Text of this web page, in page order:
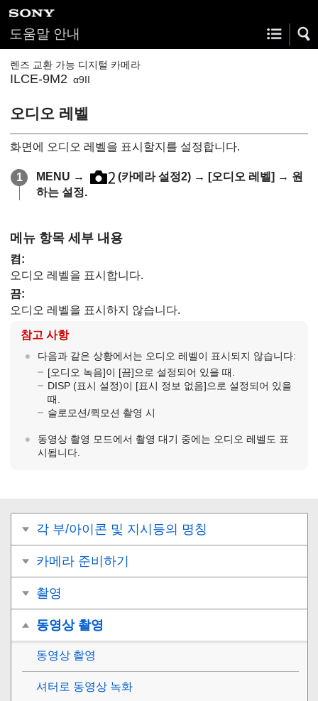
도움말 안내
렌즈 교환 가능 디지털 카메라
ILCE-9M2 α9II
오디오 레벨
화면에 오디오 레벨을 표시할지를 설정합니다.
MENU → (카메라 설정2) → [오디오 레벨] → 원
하는 설정.
메뉴 항목 세부 내용
켬 :
오디오 레벨을 표시합니다.
끔:
오디오 레벨을 표시하지 않습니다.
참고 사항
다음과 같은 상황에서는 오디오 레벨이 표시되지 않습니다:
[오디오 녹음]이 [끔]으로 설정되어 있을 때.
DISP (표시 설정)이 [표시 정보 없음]으로 설정되어 있을
때.
슬로모션/퀵모션 촬영 시
동영상 촬영 모드에서 촬영 대기 중에는 오디오 레벨도 표
시됩니다.
각 부/아이콘 및 지시등의 명칭
카메라 준비하기
촬영
동영상 촬영
동영상 촬영
셔터로 동영상 녹화